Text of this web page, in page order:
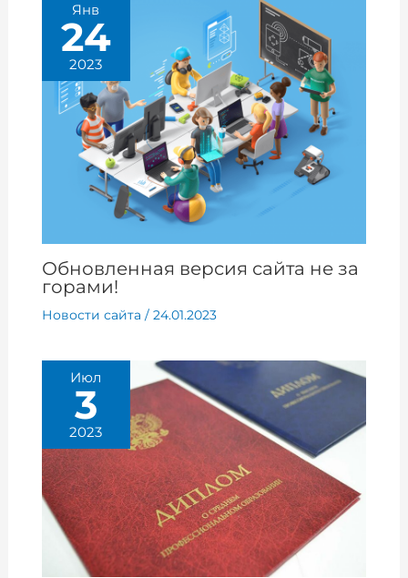
Янв
24
2023
Обновленная версия сайта не за
горами!
Новости сайта / 24.01.2023
Июл
3
2023